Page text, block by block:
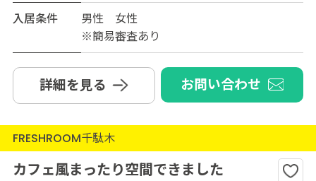
入居条件
男性 女性
※簡易審査あり
詳細を見る お問い合わせ
FRESHROOM千駄木
カフェ風まったり空間できました